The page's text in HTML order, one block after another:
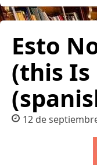
Esto
(this Is
12 de